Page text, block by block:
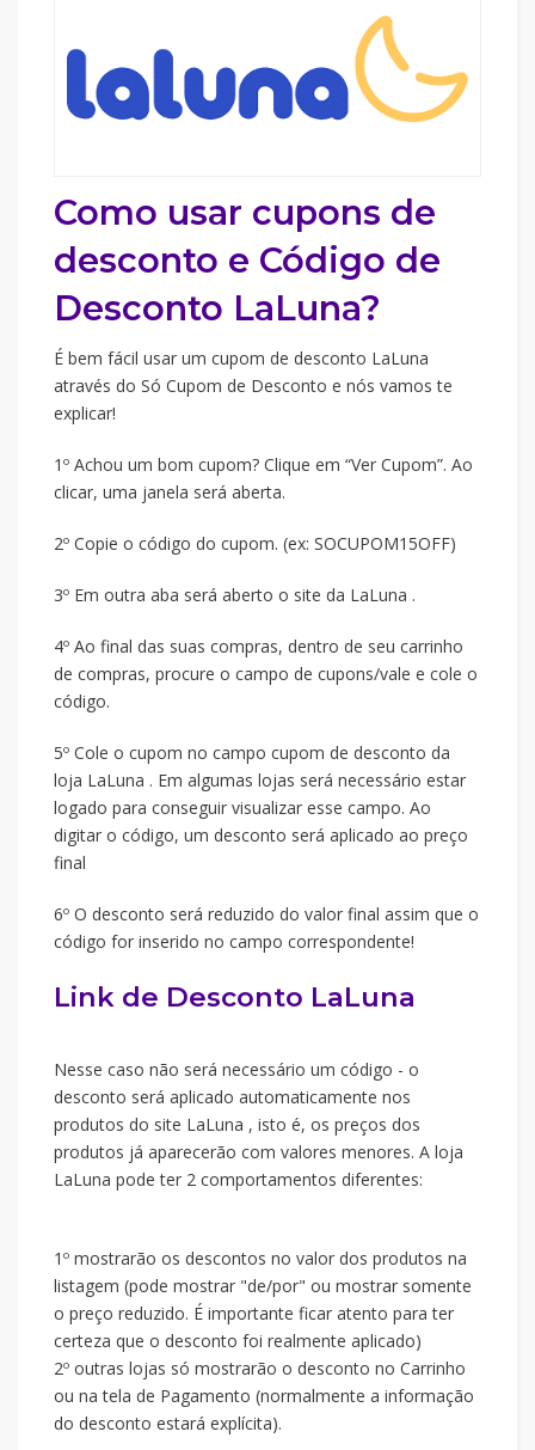
Como usar cupons de
desconto e Código de
Desconto LaLuna?
É bem fácil usar um cupom de desconto LaLuna
através do Só Cupom de Desconto e nós vamos te
explicar!
1º Achou um bom cupom? Clique em “Ver Cupom”. Ao
clicar, uma janela será aberta.
2º Copie o código do cupom. (ex: SOCUPOM15OFF)
3º Em outra aba será aberto o site da LaLuna .
4º Ao final das suas compras, dentro de seu carrinho
de compras, procure o campo de cupons/vale e cole o
código.
5º Cole o cupom no campo cupom de desconto da
loja LaLuna . Em algumas lojas será necessário estar
logado para conseguir visualizar esse campo. Ao
digitar o código, um desconto será aplicado ao preço
final
6º O desconto será reduzido do valor final assim que o
código for inserido no campo correspondente!
Link de Desconto LaLuna
Nesse caso não será necessário um código - o
desconto será aplicado automaticamente nos
produtos do site LaLuna , isto é, os preços dos
produtos já aparecerão com valores menores. A loja
LaLuna pode ter 2 comportamentos diferentes:
1º mostrarão os descontos no valor dos produtos na
listagem (pode mostrar "de/por" ou mostrar somente
o preço reduzido. É importante ficar atento para ter
certeza que o desconto foi realmente aplicado)
2º outras lojas só mostrarão o desconto no Carrinho
ou na tela de Pagamento (normalmente a informação
do desconto estará explícita).